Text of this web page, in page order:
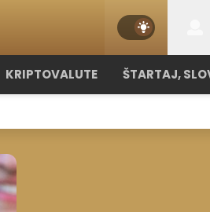
KRIPTOVALUTE ŠTARTAJ,